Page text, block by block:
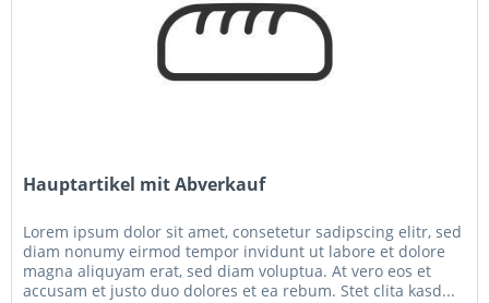
Hauptartikel mit Abverkauf
Lorem ipsum dolor sit amet, consetetur sadipscing elitr, sed
diam nonumy eirmod tempor invidunt ut labore et dolore
magna aliquyam erat, sed diam voluptua. At vero eos et
accusam et justo duo dolores et ea rebum. Stet clita kasd...